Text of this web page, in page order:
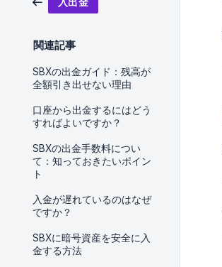
関連記事
SBXの出金ガイド：残高が
全額引き出せない理由
口座から出金するにはどう
すればよいですか？
SBXの出金手数料につい
て：知っておきたいポイン
ト
入金が遅れているのはなぜ
ですか？
SBXに暗号資産を安全に入
金する方法